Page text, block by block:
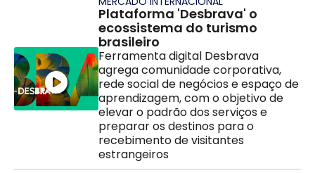
Plataforma 'Desbrava' o
ecossistema do turismo
brasileiro
Ferramenta digital Desbrava
agrega comunidade corporativa,
rede social de negócios e espaço de
aprendizagem, com o objetivo de
elevar o padrão dos serviços e
preparar os destinos para o
recebimento de visitantes
estrangeiros